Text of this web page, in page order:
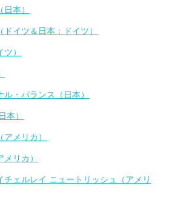
本）
イツ＆日本：ドイツ）
）
・バランス（日本）
本）
メリカ）
リカ）
チェルレイ ニュートリッシュ（アメリ